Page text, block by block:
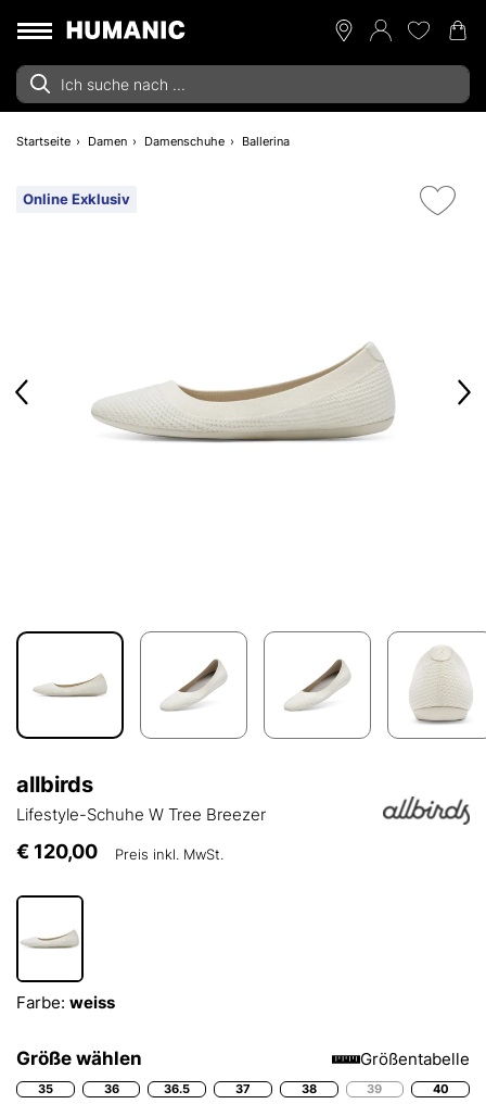
Startseite Damen Damenschuhe Ballerina
Online Exklusiv
allbirds
Lifestyle-Schuhe W Tree Breezer
€ 120,00 Preis inkl. MwSt.
Farbe: weiss
Größe wählen Größentabelle
35 36 36.5 37 38 39
40